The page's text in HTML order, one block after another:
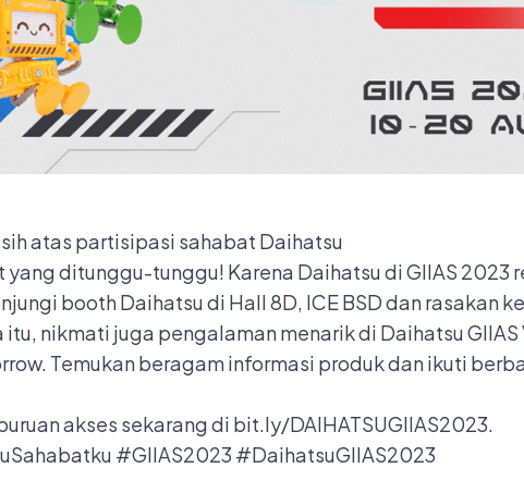
atas partisipasi sahabat Daihatsu
yang ditunggu-tunggu! Karena Daihatsu di GIIAS
booth Daihatsu di Hall 8D, ICE BSD dan rasakan
itu, nikmati juga pengalaman menarik di Daihatsu
Temukan beragam informasi produk dan ikuti
akses sekarang di bit.ly/DAIHATSUGIIAS2023.
#GIIAS2023 #DaihatsuGIIAS2023